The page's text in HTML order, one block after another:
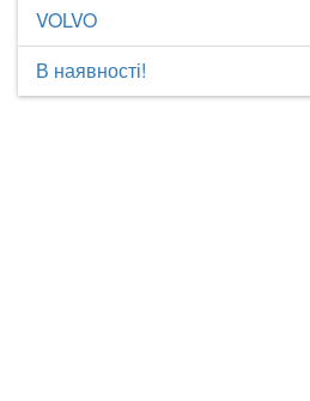
VOLVO
В наявності!